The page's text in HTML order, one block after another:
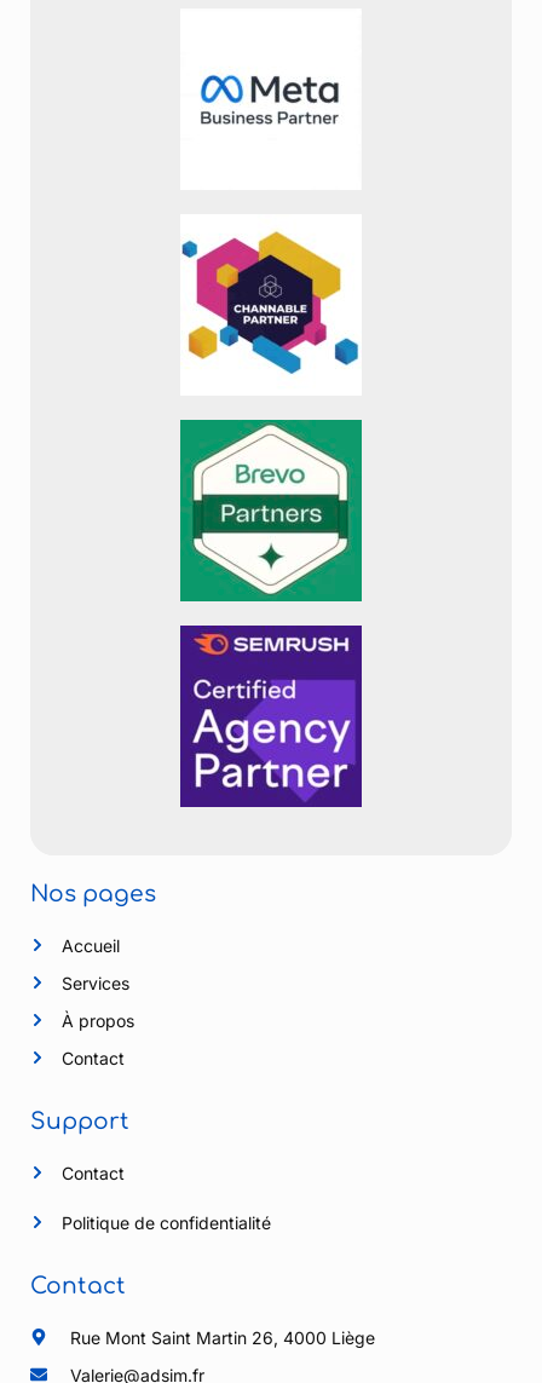
Nos pages
Accueil
Services
À propos
Contact
Support
Contact
Politique de confidentialité
Contact
Rue Mont Saint Martin 26, 4000 Liège
Valerie@adsim.fr